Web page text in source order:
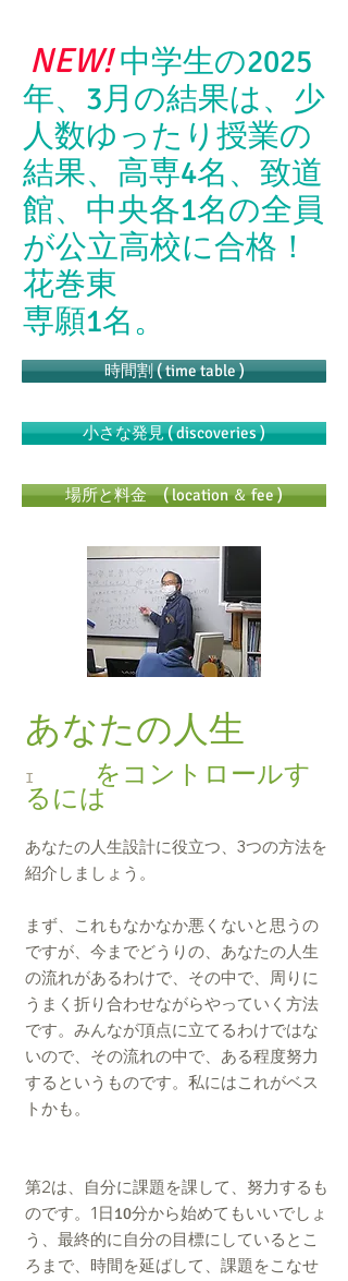
NEW!中学生の2025
年、3月の結果は、少
人数ゆったり授業の
結果、高専4名、致道
館、中央各1名の全員
が公立高校に合格！
花巻東
​専願1名。
時間割 ( time table )
小さな発見 ( discoveries )
場所と料金 ( location ＆ fee )
あなたの人生
I
をコントロールす
るには
あなたの人生設計に役立つ、 3つの方法を
紹介しましょう。
まず、これもなかなか悪くないと思うの
ですが、今までどうりの、あなたの人生
の流れがあるわけで、その中で、周りに
うまく折り合わせながらやっていく方法
です。みんなが頂点に立てるわけではな
いので、その流れの中で、ある程度努力
するというものです。私にはこれがベス
トかも。
第2は、自分に課題を課して、努力するも
のです。 1 日10分から始めてもいいでしょ
う、最終的に自分の目標にしているとこ
ろまで、時間を延ばして、課題をこなせ